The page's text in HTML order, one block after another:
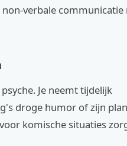
verbale communicatie
Je neemt tijdelijk
droge humor of zijn
komische situaties